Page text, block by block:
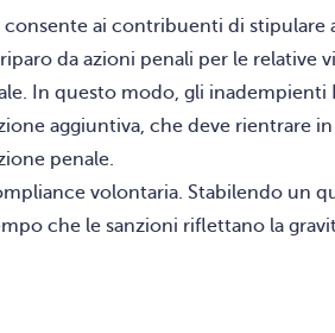
consente ai contribuenti di stipulare
da azioni penali per le relative
In questo modo, gli inadempienti
aggiuntiva, che deve rientrare in
penale.
volontaria. Stabilendo un
che le sanzioni riflettano la